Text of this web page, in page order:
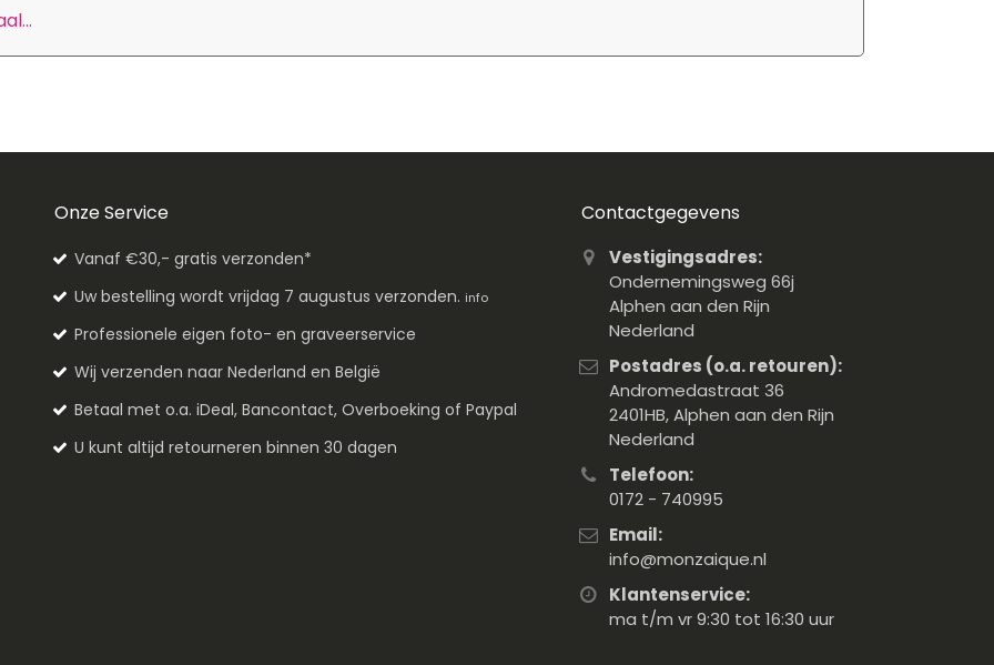
Onze Service
Vanaf €30,- gratis verzonden*
Uw bestelling wordt vrijdag 7 augustus verzonden. info
Professionele eigen foto- en graveerservice
Wij verzenden naar Nederland en België
Betaal met o.a. iDeal, Bancontact, Overboeking of Paypal
U kunt altijd retourneren binnen 30 dagen
Contactgegevens
Vestigingsadres:
Ondernemingsweg 66j
Alphen aan den Rijn
Nederland
Postadres (o.a. retouren):
Andromedastraat 36
2401HB, Alphen aan den Rijn
Nederland
Telefoon:
0172 - 740995
Email:
info@monzaique.nl
Klantenservice:
ma t/m vr 9:30 tot 16:30 uur